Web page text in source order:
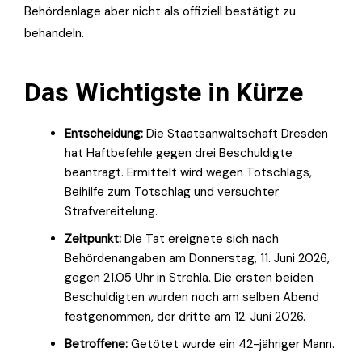
Behördenlage aber nicht als offiziell bestätigt zu
behandeln.
Das Wichtigste in Kürze
Entscheidung: Die Staatsanwaltschaft Dresden
hat Haftbefehle gegen drei Beschuldigte
beantragt. Ermittelt wird wegen Totschlags,
Beihilfe zum Totschlag und versuchter
Strafvereitelung.
Zeitpunkt: Die Tat ereignete sich nach
Behördenangaben am Donnerstag, 11. Juni 2026,
gegen 21.05 Uhr in Strehla. Die ersten beiden
Beschuldigten wurden noch am selben Abend
festgenommen, der dritte am 12. Juni 2026.
Betroffene: Getötet wurde ein 42-jähriger Mann.